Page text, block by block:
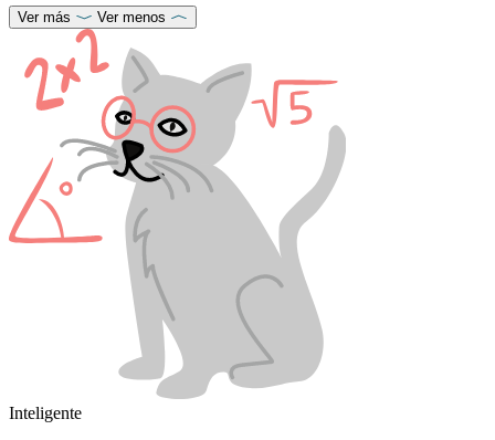
Ver más Ver menos
Inteligente